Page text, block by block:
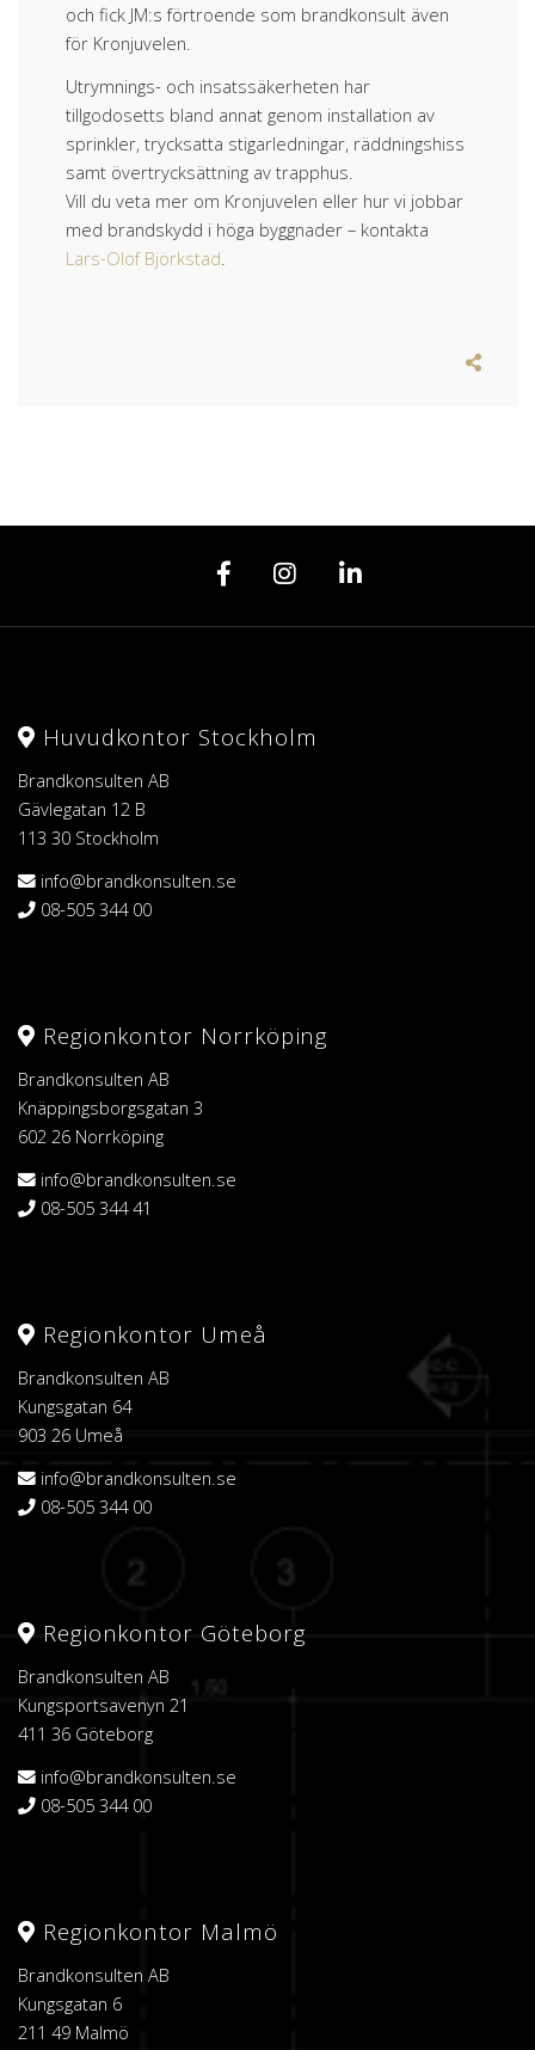
och fick JM:s förtroende som brandkonsult även
för Kronjuvelen.
Utrymnings- och insatssäkerheten har
tillgodosetts bland annat genom installation av
sprinkler, trycksatta stigarledningar, räddningshiss
samt övertrycksättning av trapphus.
Vill du veta mer om Kronjuvelen eller hur vi jobbar
med brandskydd i höga byggnader – kontakta
Lars-Olof Björkstad.
Huvudkontor Stockholm
Brandkonsulten AB
Gävlegatan 12 B
113 30 Stockholm
info@brandkonsulten.se
08-505 344 00
Regionkontor Norrköping
Brandkonsulten AB
Knäppingsborgsgatan 3
602 26 Norrköping
info@brandkonsulten.se
08-505 344 41
Regionkontor Umeå
Brandkonsulten AB
Kungsgatan 64
903 26 Umeå
info@brandkonsulten.se
08-505 344 00
Regionkontor Göteborg
Brandkonsulten AB
Kungsportsavenyn 21
411 36 Göteborg
info@brandkonsulten.se
08-505 344 00
Regionkontor Malmö
Brandkonsulten AB
Kungsgatan 6
211 49 Malmö